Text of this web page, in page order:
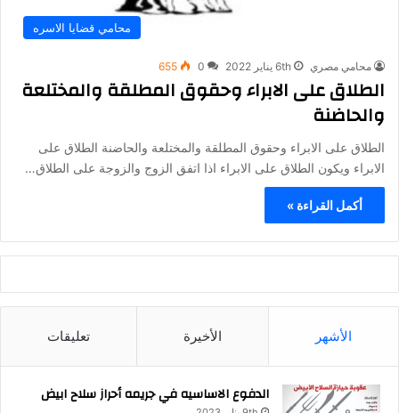
محامي قضايا الاسره
محامي مصري 6th يناير 2022 0
655
الطلاق على الابراء وحقوق المطلقة والمختلعة
والحاضنة
الطلاق على الابراء وحقوق المطلقة والمختلعة والحاضنة الطلاق على
الابراء ويكون الطلاق على الابراء اذا اتفق الزوج والزوجة على الطلاق…
أكمل القراءة »
الأشهر الأخيرة تعليقات
الدفوع الاساسيه في جريمه أحراز سلاح ابيض